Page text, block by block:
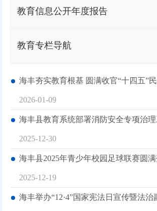
教育信息公开年度报告
教育专栏导航
海丰夯实教育根基 圆满收官“十四五”
2026-01-09
海丰县教育系统部署消防安全专项治
2025-12-30
海丰县2025年青少年校园足球联赛圆
2025-12-19
海丰举办“12·4”国家宪法日宣传暨法